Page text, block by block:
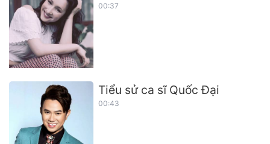
00:37
Tiểu sử ca sĩ Quốc Đại
00:43